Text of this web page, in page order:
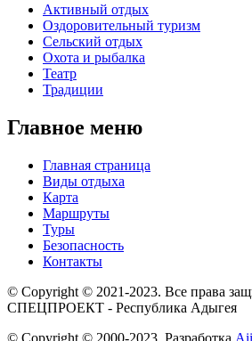
Активный отдых
Оздоровительный туризм
Сельский отдых
Охота и рыбалка
Театр
Традиции
Главное меню
Главная страница
Виды отдыха
Карта
Маршруты
Туры
Безопасность
Контакты
© Copyright © 2021-2023. Все права
СПЕЦПРОЕКТ - Республика Адыгея
© Copyright © 2000-2023. Разработка